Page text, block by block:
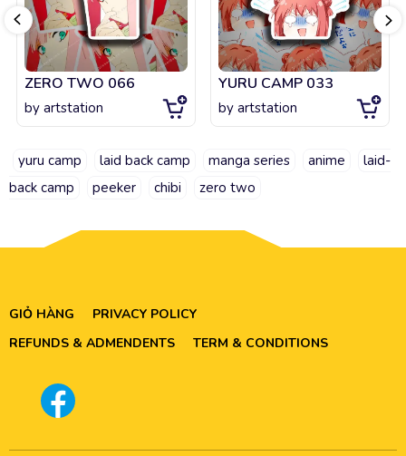
ZERO TWO 066
by artstation
YURU CAMP 033
by artstation
yuru camp laid back camp manga series anime
laid-
back camp
peeker chibi zero two
GIỎ HÀNG
PRIVACY POLICY
REFUNDS & ADMENDENTS
TERM & CONDITIONS